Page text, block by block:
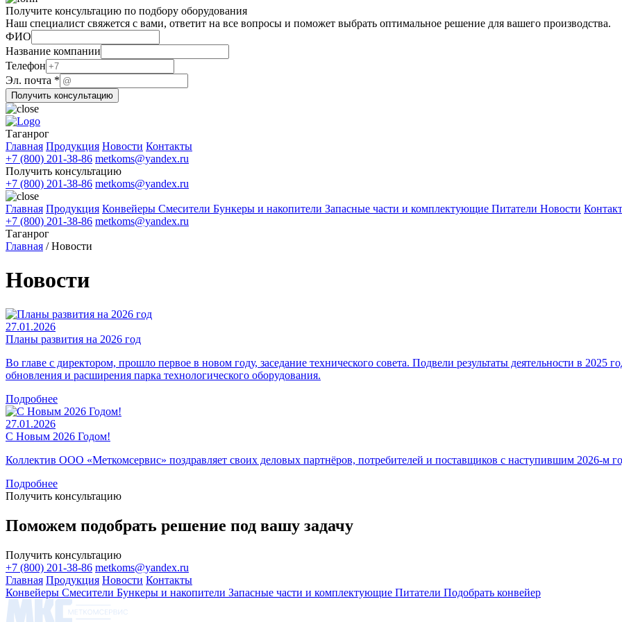
Получите консультацию по подбору оборудования
Наш специалист свяжется с вами, ответит на все вопросы и поможет выбрать оптимальное решение для вашего производства.
Телефон
почта
Эл.
ФИО
Название компании
Телефон
Эл. почта *
Получить консультацию
Таганрог
Главная Продукция Новости Контакты
+7 (800) 201-38-86 metkoms@yandex.ru
Получить консультацию
+7 (800) 201-38-86 metkoms@yandex.ru
Главная Продукция Конвейеры Смесители Бункеры и накопители Запасные части и комплектующие Питатели Новости
+7 (800) 201-38-86 metkoms@yandex.ru
Таганрог
Главная /Новости
Новости
27.01.2026
Планы развития на 2026 год
Во главе с директором, прошло первое в новом году, заседание технического совета. Подвели результаты деятельности в 2025
обновления и расширения парка технологического оборудования.
Подробнее
27.01.2026
С Новым 2026 Годом!
Коллектив ООО «Меткомсервис» поздравляет своих деловых партнёров, потребителей и поставщиков с наступившим 2026-м
Подробнее
Получить консультацию
Поможем подобрать решение под вашу задачу
Получить консультацию
+7 (800) 201-38-86 metkoms@yandex.ru
Главная Продукция Новости Контакты
Конвейеры Смесители Бункеры и накопители Запасные части и комплектующие Питатели Подобрать конвейер